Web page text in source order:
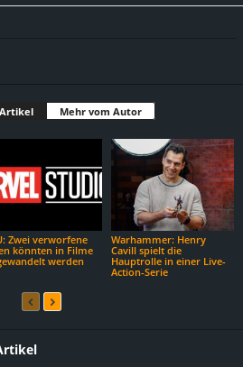
Mehr vom Autor
Zwei verworfene
könnten in Filme
werden
Warhammer: Henry
Cavill spielt die
Hauptrolle in einer Live-
Action-Serie